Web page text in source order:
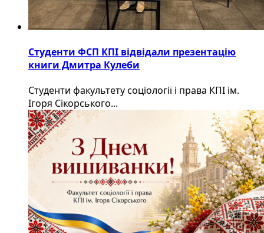
Студенти ФСП КПІ відвідали презентацію
книги Дмитра Кулеби
Студенти факультету соціології і права КПІ ім.
Ігоря Сікорського...